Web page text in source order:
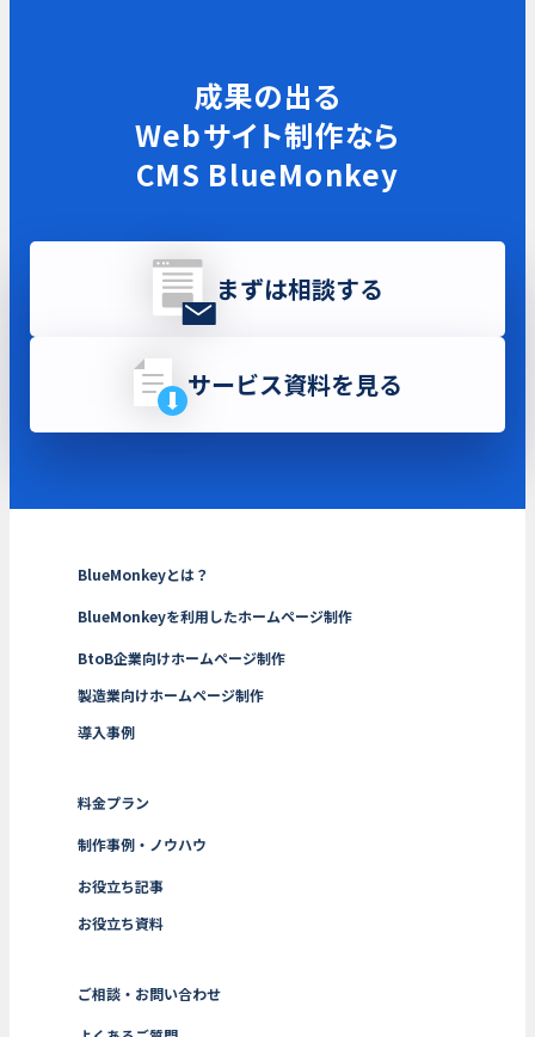
成果の出る
Webサイト制作なら
CMS BlueMonkey
まずは相談する
サービス資料を見る
BlueMonkeyとは？
BlueMonkeyを利用したホームページ制作
BtoB企業向けホームページ制作
製造業向けホームページ制作
導入事例
料金プラン
制作事例・ノウハウ
お役立ち記事
お役立ち資料
ご相談・お問い合わせ